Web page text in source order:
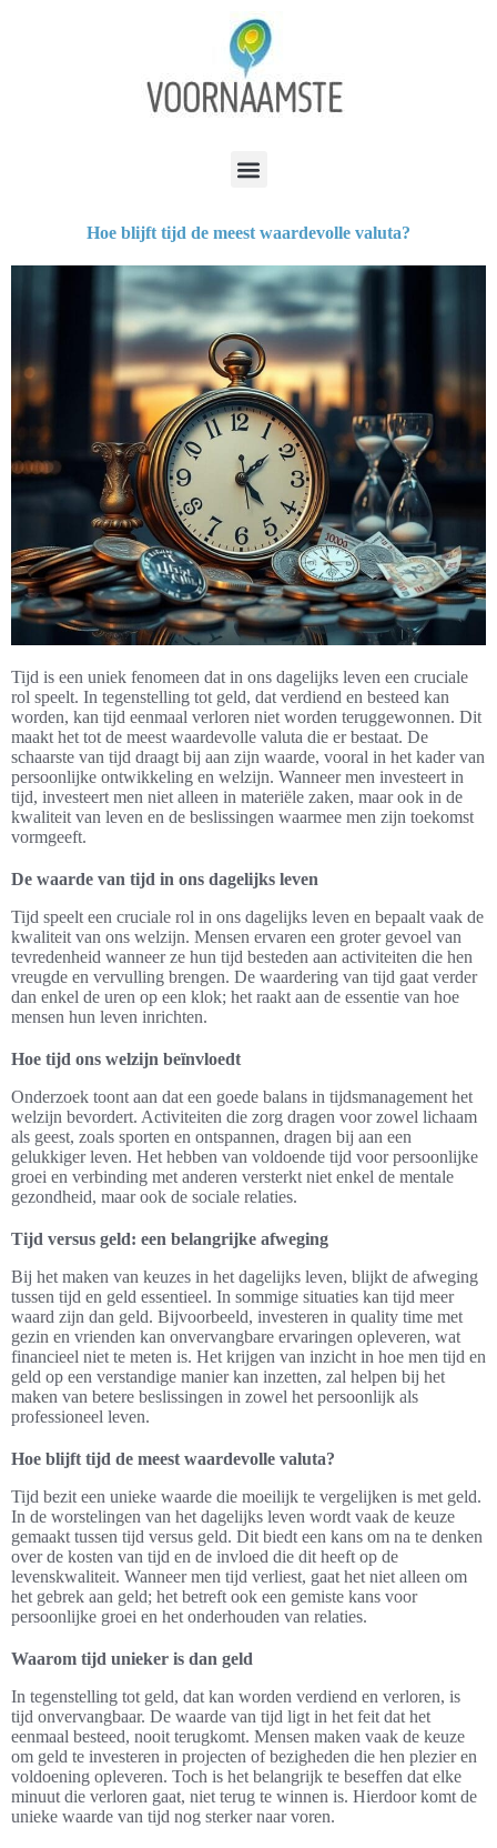
Hoe blijft tijd de meest waardevolle valuta?
Tijd is een uniek fenomeen dat in ons dagelijks leven een cruciale
rol speelt. In tegenstelling tot geld, dat verdiend en besteed kan
worden, kan tijd eenmaal verloren niet worden teruggewonnen. Dit
maakt het tot de meest waardevolle valuta die er bestaat. De
schaarste van tijd draagt bij aan zijn waarde, vooral in het kader van
persoonlijke ontwikkeling en welzijn. Wanneer men investeert in
tijd, investeert men niet alleen in materiële zaken, maar ook in de
kwaliteit van leven en de beslissingen waarmee men zijn toekomst
vormgeeft.
De waarde van tijd in ons dagelijks leven
Tijd speelt een cruciale rol in ons dagelijks leven en bepaalt vaak de
kwaliteit van ons welzijn. Mensen ervaren een groter gevoel van
tevredenheid wanneer ze hun tijd besteden aan activiteiten die hen
vreugde en vervulling brengen. De waardering van tijd gaat verder
dan enkel de uren op een klok; het raakt aan de essentie van hoe
mensen hun leven inrichten.
Hoe tijd ons welzijn beïnvloedt
Onderzoek toont aan dat een goede balans in tijdsmanagement het
welzijn bevordert. Activiteiten die zorg dragen voor zowel lichaam
als geest, zoals sporten en ontspannen, dragen bij aan een
gelukkiger leven. Het hebben van voldoende tijd voor persoonlijke
groei en verbinding met anderen versterkt niet enkel de mentale
gezondheid, maar ook de sociale relaties.
Tijd versus geld: een belangrijke afweging
Bij het maken van keuzes in het dagelijks leven, blijkt de afweging
tussen tijd en geld essentieel. In sommige situaties kan tijd meer
waard zijn dan geld. Bijvoorbeeld, investeren in quality time met
gezin en vrienden kan onvervangbare ervaringen opleveren, wat
financieel niet te meten is. Het krijgen van inzicht in hoe men tijd en
geld op een verstandige manier kan inzetten, zal helpen bij het
maken van betere beslissingen in zowel het persoonlijk als
professioneel leven.
Hoe blijft tijd de meest waardevolle valuta?
Tijd bezit een unieke waarde die moeilijk te vergelijken is met geld.
In de worstelingen van het dagelijks leven wordt vaak de keuze
gemaakt tussen tijd versus geld. Dit biedt een kans om na te denken
over de kosten van tijd en de invloed die dit heeft op de
levenskwaliteit. Wanneer men tijd verliest, gaat het niet alleen om
het gebrek aan geld; het betreft ook een gemiste kans voor
persoonlijke groei en het onderhouden van relaties.
Waarom tijd unieker is dan geld
In tegenstelling tot geld, dat kan worden verdiend en verloren, is
tijd onvervangbaar. De waarde van tijd ligt in het feit dat het
eenmaal besteed, nooit terugkomt. Mensen maken vaak de keuze
om geld te investeren in projecten of bezigheden die hen plezier en
voldoening opleveren. Toch is het belangrijk te beseffen dat elke
minuut die verloren gaat, niet terug te winnen is. Hierdoor komt de
unieke waarde van tijd nog sterker naar voren.